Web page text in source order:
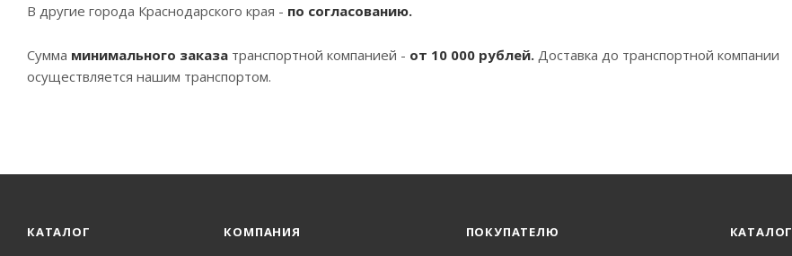
В другие города Краснодарского края - по согласованию.
Сумма минимального заказа транспортной компанией - от 10 000 рублей. Доставка до транспортной компании
осуществляется нашим транспортом.
КАТАЛОГ КОМПАНИЯ ПОКУПАТЕЛЮ КАТАЛОГ